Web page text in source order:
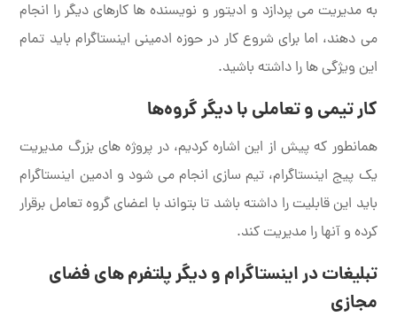
به مدیریت می پردازد و ادیتور و نویسنده ها کارهای دیگر را انجام
می دهند، اما برای شروع کار در حوزه ادمینی اینستاگرام باید تمام
این ویژگی ها را داشته باشید.
کار تیمی و تعاملی با دیگر گروه‌ها
همانطور که پیش از این اشاره کردیم، در پروژه های بزرگ مدیریت
یک پیج اینستاگرام، تیم سازی انجام می شود و ادمین اینستاگرام
باید این قابلیت را داشته باشد تا بتواند با اعضای گروه تعامل برقرار
کرده و آنها را مدیریت کند.
تبلیغات در اینستاگرام و دیگر پلتفرم های فضای
مجازی